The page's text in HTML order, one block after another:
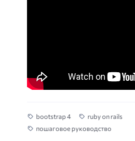
bootstrap 4
ruby on rails
пошаговое руководство